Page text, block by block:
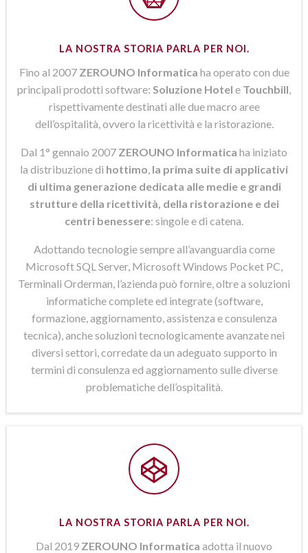
LA NOSTRA STORIA PARLA PER NOI.
Fino al 2007 ZEROUNO Informatica ha operato con due
principali prodotti software: Soluzione Hotel e Touchbill
rispettivamente destinati alle due macro aree
dell’ospitalità, ovvero la ricettività e la ristorazione.
Dal 1° gennaio 2007 ZEROUNO Informatica ha iniziato
la distribuzione di hottimo la prima suite di applicativi
di ultima generazione dedicata alle medie e grandi
strutture della ricettività, della ristorazione e dei
centri benessere: singole e di catena.
Adottando tecnologie sempre all’avanguardia come
Microsoft SQL Server, Microsoft Windows Pocket PC,
Terminali Orderman, l’azienda può fornire, oltre a soluzioni
informatiche complete ed integrate (software,
formazione, aggiornamento, assistenza e consulenza
tecnica), anche soluzioni tecnologicamente avanzate nei
diversi settori, corredate da un adeguato supporto in
termini di consulenza ed aggiornamento sulle diverse
problematiche dell’ospitalità.
LA NOSTRA STORIA PARLA PER NOI.
Dal 2019 ZEROUNO Informatica adotta il nuovo